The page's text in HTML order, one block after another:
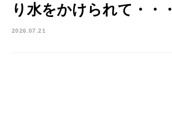
り水をかけられて・・・
2026.07.21